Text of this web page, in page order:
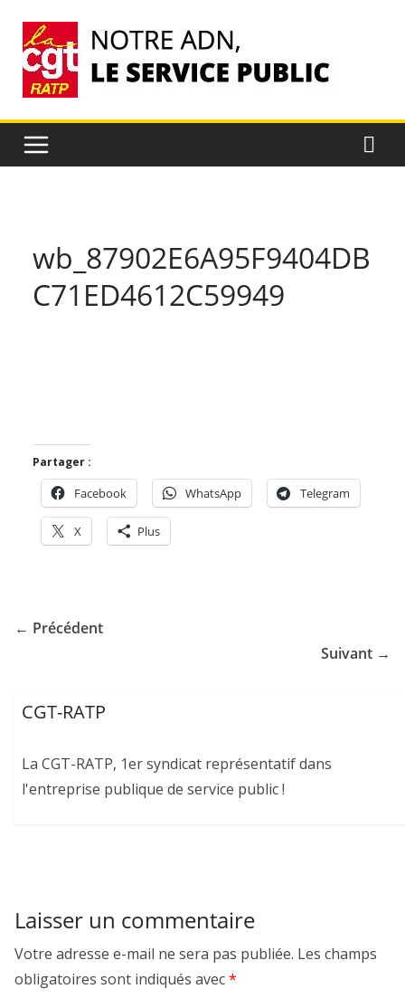
contenu
wb_87902E6A95F9404DB
C71ED4612C59949
Partager :
Facebook WhatsApp Telegram
X Plus
← Précédent
Suivant →
CGT-RATP
La CGT-RATP, 1er syndicat représentatif dans
l'entreprise publique de service public !
Laisser un commentaire
Votre adresse e-mail ne sera pas publiée. Les champs
obligatoires sont indiqués avec*